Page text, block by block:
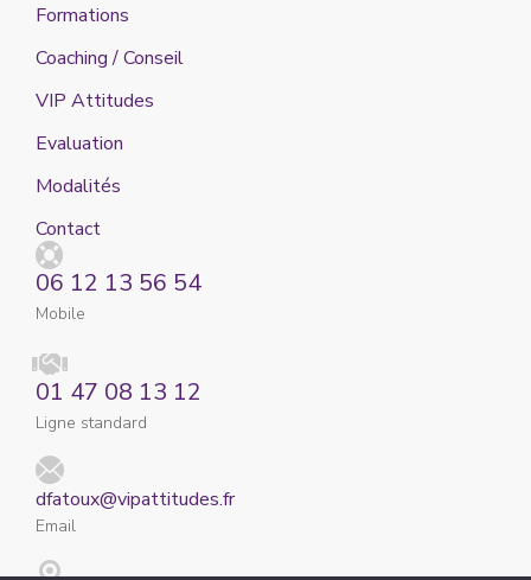
Formations
Coaching / Conseil
VIP Attitudes
Evaluation
Modalités
Contact
06 12 13 56 54
Mobile
01 47 08 13 12
Ligne standard
dfatoux@vipattitudes.fr
Email